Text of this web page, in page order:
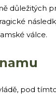
důležitých
válce.
pod